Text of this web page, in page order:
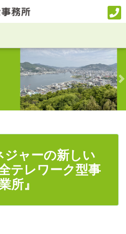
ジャーの新しい
テレワーク型事
所』